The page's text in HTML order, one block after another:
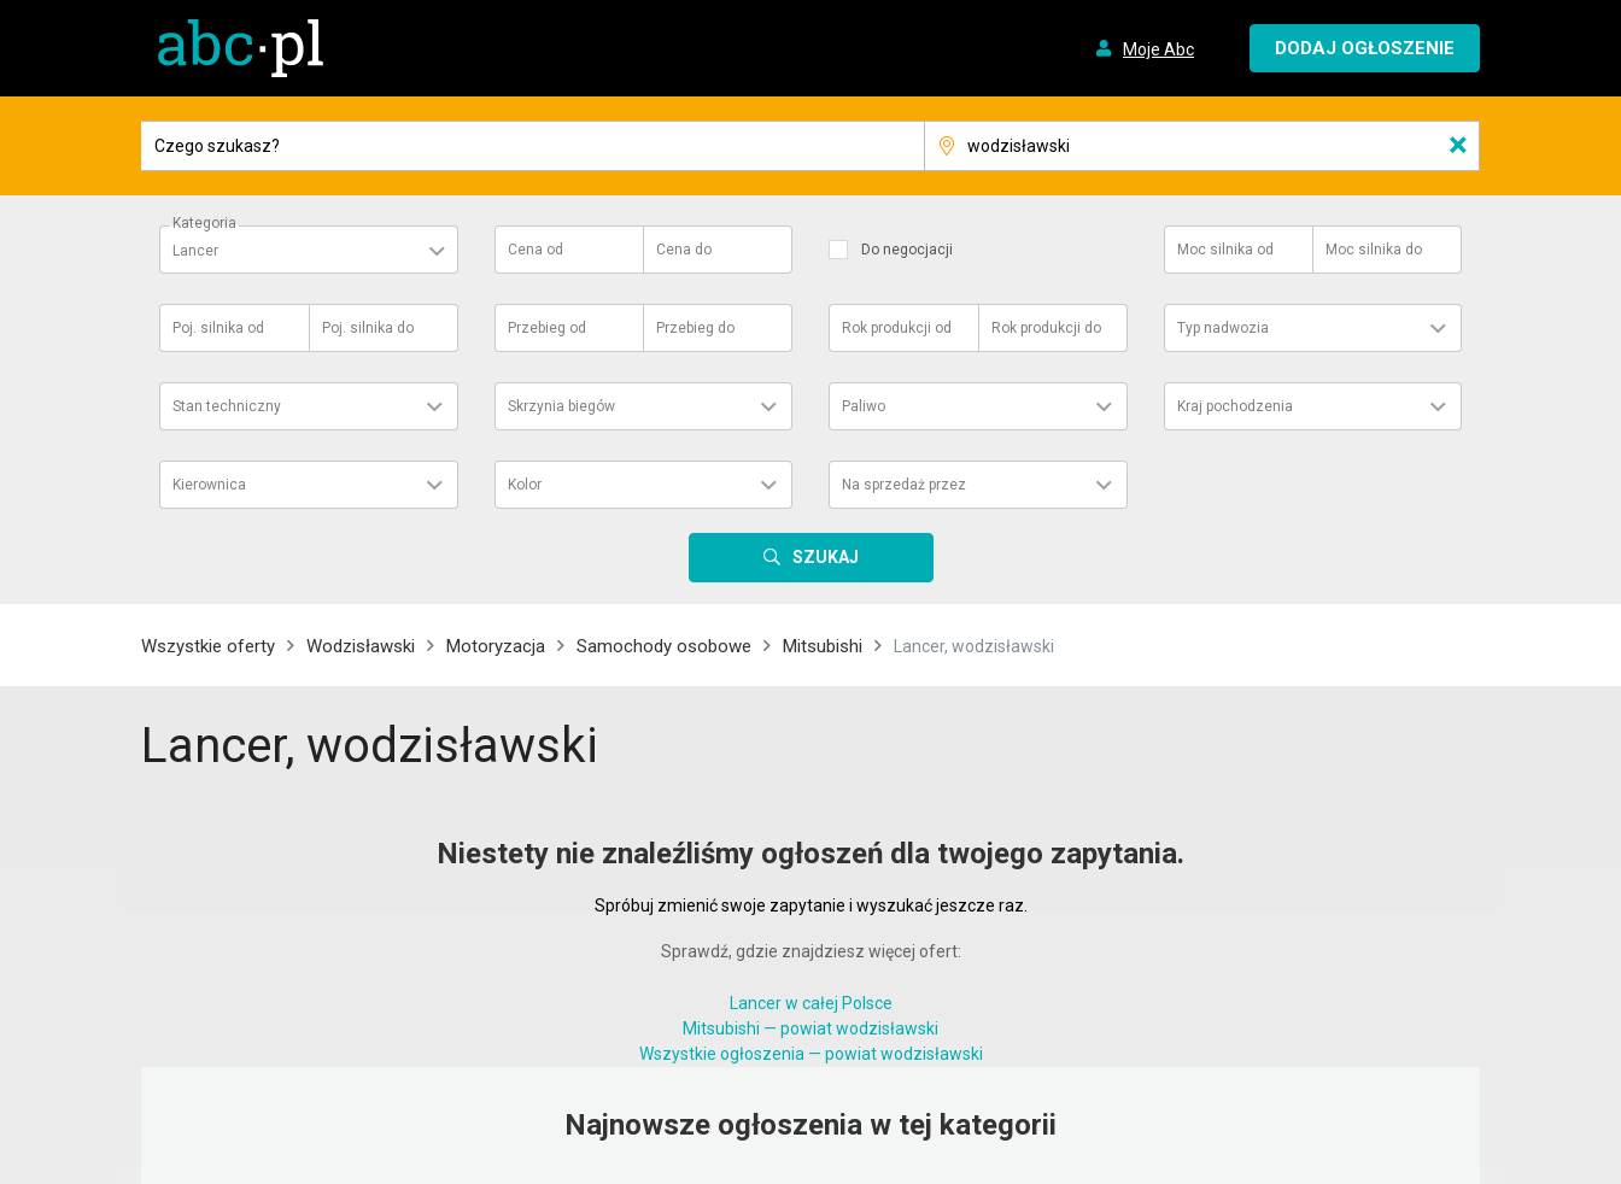
Moje Abc DODAJ OGŁOSZENIE
×
Kategoria
Lancer
Cena od Cena do Do negocjacji Moc silnika od Moc silnika do
Poj. silnika od Poj. silnika do Przebieg od Przebieg do Rok produkcji od Rok produkcji do Typ nadwozia
Stan techniczny Skrzynia biegów Paliwo Kraj pochodzenia
Kierownica Kolor Na sprzedaż przez
SZUKAJ
Wszystkie oferty Wodzisławski Motoryzacja Samochody osobowe Mitsubishi Lancer, wodzisławski
Lancer, wodzisławski
Niestety nie znaleźliśmy ogłoszeń dla twojego zapytania.
Spróbuj zmienić swoje zapytanie i wyszukać jeszcze raz.
Sprawdź, gdzie znajdziesz więcej ofert:
Lancer w całej Polsce
Mitsubishi — powiat wodzisławski
Wszystkie ogłoszenia — powiat wodzisławski
Najnowsze ogłoszenia w tej kategorii